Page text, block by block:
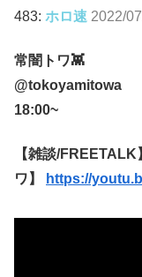
483: ホロ速 2022/
常闇トワ👾
@tokoyamitowa
18:00~
【雑談/
ワ】
https://